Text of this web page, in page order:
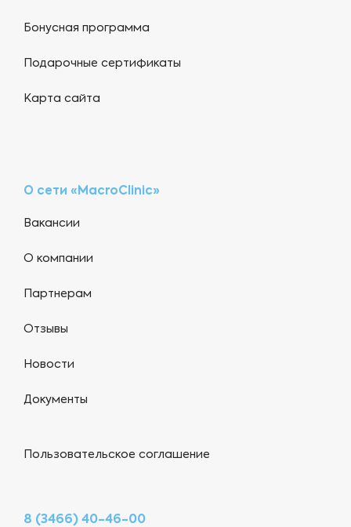
Бонусная программа
Подарочные сертификаты
Карта сайта
О сети «MacroClinic»
Вакансии
О компании
Партнерам
Отзывы
Новости
Документы
Пользовательское соглашение
8 (3466) 40-46-00